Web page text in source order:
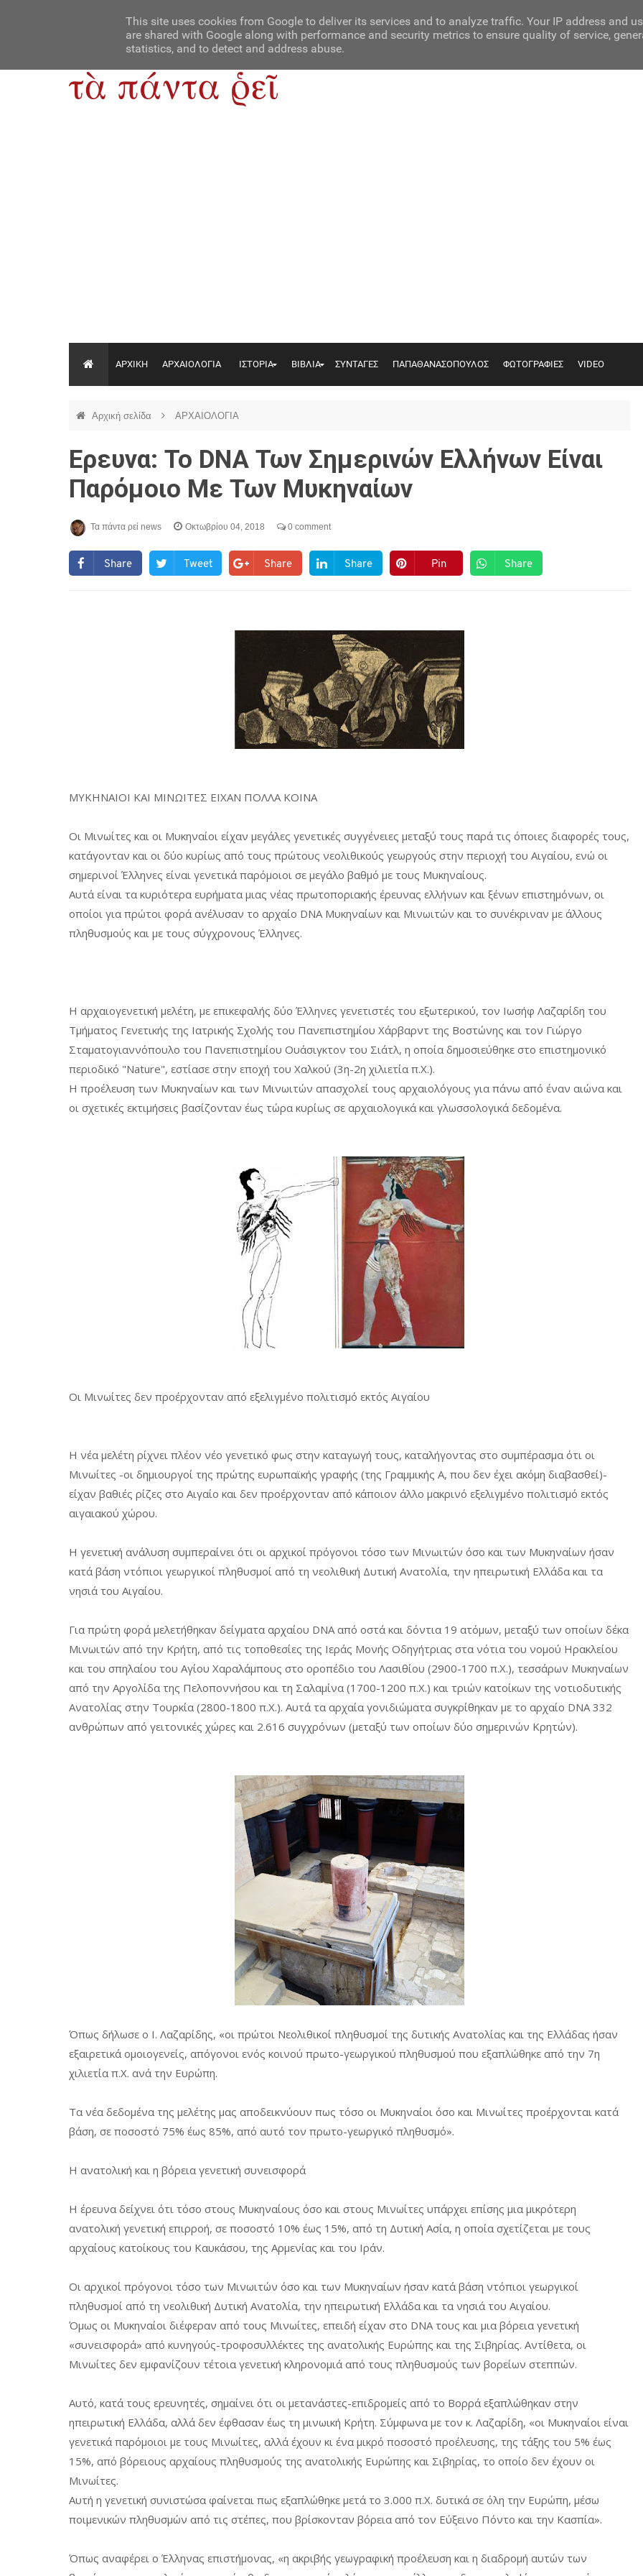
Contact Us About Us
ΑΡΧΙΚΗ ΑΡΧΑΙΟΛΟΓΙΑ ΙΣΤΟΡΙΑ ΒΙΒΛΙΑ ΣΥΝΤΑΓΕΣ ΠΑΠΑΘΑΝΑΣΟΠΟΥΛΟΣ ΦΩΤΟΓΡΑΦΙΕΣ VIDEO
Αρχική σελίδα ΑΡΧΑΙΟΛΟΓΙΑ
Ερευνα: Το DNA Των Σημερινών Ελλήνων Είναι
Παρόμοιο Με Των Μυκηναίων
Τα πάντα ρεί news Οκτωβρίου 04, 2018 0 comment
Share Tweet Share Share Pin Share
ΜΥΚΗΝΑΙΟΙ ΚΑΙ ΜΙΝΩΙΤΕΣ ΕΙΧΑΝ ΠΟΛΛΑ ΚΟΙΝΑ
Οι Μινωίτες και οι Μυκηναίοι είχαν μεγάλες γενετικές συγγένειες μεταξύ τους παρά τις όποιες διαφορές τους,
κατάγονταν και οι δύο κυρίως από τους πρώτους νεολιθικούς γεωργούς στην περιοχή του Αιγαίου, ενώ οι
σημερινοί Έλληνες είναι γενετικά παρόμοιοι σε μεγάλο βαθμό με τους Μυκηναίους.
Αυτά είναι τα κυριότερα ευρήματα μιας νέας πρωτοποριακής έρευνας ελλήνων και ξένων επιστημόνων, οι
οποίοι για πρώτοι φορά ανέλυσαν το αρχαίο DNA Μυκηναίων και Μινωιτών και το συνέκριναν με άλλους
πληθυσμούς και με τους σύγχρονους Έλληνες.
Η αρχαιογενετική μελέτη, με επικεφαλής δύο Έλληνες γενετιστές του εξωτερικού, τον Ιωσήφ Λαζαρίδη του
Τμήματος Γενετικής της Ιατρικής Σχολής του Πανεπιστημίου Χάρβαρντ της Βοστώνης και τον Γιώργο
Σταματογιαννόπουλο του Πανεπιστημίου Ουάσιγκτον του Σιάτλ, η οποία δημοσιεύθηκε στο επιστημονικό
περιοδικό "Nature", εστίασε στην εποχή του Χαλκού (3η-2η χιλιετία π.Χ.).
Η προέλευση των Μυκηναίων και των Μινωιτών απασχολεί τους αρχαιολόγους για πάνω από έναν αιώνα και
οι σχετικές εκτιμήσεις βασίζονταν έως τώρα κυρίως σε αρχαιολογικά και γλωσσολογικά δεδομένα.
Οι Μινωίτες δεν προέρχονταν από εξελιγμένο πολιτισμό εκτός Αιγαίου
Η νέα μελέτη ρίχνει πλέον νέο γενετικό φως στην καταγωγή τους, καταλήγοντας στο συμπέρασμα ότι οι
Μινωίτες -οι δημιουργοί της πρώτης ευρωπαϊκής γραφής (της Γραμμικής Α, που δεν έχει ακόμη διαβασθεί)-
είχαν βαθιές ρίζες στο Αιγαίο και δεν προέρχονταν από κάποιον άλλο μακρινό εξελιγμένο πολιτισμό εκτός
αιγαιακού χώρου.
Η γενετική ανάλυση συμπεραίνει ότι οι αρχικοί πρόγονοι τόσο των Μινωιτών όσο και των Μυκηναίων ήσαν
κατά βάση ντόπιοι γεωργικοί πληθυσμοί από τη νεολιθική Δυτική Ανατολία, την ηπειρωτική Ελλάδα και τα
νησιά του Αιγαίου.
Για πρώτη φορά μελετήθηκαν δείγματα αρχαίου DNA από οστά και δόντια 19 ατόμων, μεταξύ των οποίων δέκα
Μινωιτών από την Κρήτη, από τις τοποθεσίες της Ιεράς Μονής Οδηγήτριας στα νότια του νομού Ηρακλείου
και του σπηλαίου του Αγίου Χαραλάμπους στο οροπέδιο του Λασιθίου (2900-1700 π.Χ.), τεσσάρων Μυκηναίων
από την Αργολίδα της Πελοποννήσου και τη Σαλαμίνα (1700-1200 π.Χ.) και τριών κατοίκων της νοτιοδυτικής
Ανατολίας στην Τουρκία (2800-1800 π.Χ.). Αυτά τα αρχαία γονιδιώματα συγκρίθηκαν με το αρχαίο DNA 332
ανθρώπων από γειτονικές χώρες και 2.616 συγχρόνων (μεταξύ των οποίων δύο σημερινών Κρητών).
Όπως δήλωσε ο Ι. Λαζαρίδης, «οι πρώτοι Νεολιθικοί πληθυσμοί της δυτικής Ανατολίας και της Ελλάδας ήσαν
εξαιρετικά ομοιογενείς, απόγονοι ενός κοινού πρωτο-γεωργικού πληθυσμού που εξαπλώθηκε από την 7η
χιλιετία π.Χ. ανά την Ευρώπη.
Τα νέα δεδομένα της μελέτης μας αποδεικνύουν πως τόσο οι Μυκηναίοι όσο και Μινωίτες προέρχονται κατά
βάση, σε ποσοστό 75% έως 85%, από αυτό τον πρωτο-γεωργικό πληθυσμό».
Η ανατολική και η βόρεια γενετική συνεισφορά
Η έρευνα δείχνει ότι τόσο στους Μυκηναίους όσο και στους Μινωίτες υπάρχει επίσης μια μικρότερη
ανατολική γενετική επιρροή, σε ποσοστό 10% έως 15%, από τη Δυτική Ασία, η οποία σχετίζεται με τους
αρχαίους κατοίκους του Καυκάσου, της Αρμενίας και του Ιράν.
Οι αρχικοί πρόγονοι τόσο των Μινωιτών όσο και των Μυκηναίων ήσαν κατά βάση ντόπιοι γεωργικοί
πληθυσμοί από τη νεολιθική Δυτική Ανατολία, την ηπειρωτική Ελλάδα και τα νησιά του Αιγαίου.
Όμως οι Μυκηναίοι διέφεραν από τους Μινωίτες, επειδή είχαν στο DNA τους και μια βόρεια γενετική
«συνεισφορά» από κυνηγούς-τροφοσυλλέκτες της ανατολικής Ευρώπης και της Σιβηρίας. Αντίθετα, οι
Μινωίτες δεν εμφανίζουν τέτοια γενετική κληρονομιά από τους πληθυσμούς των βορείων στεππών.
Αυτό, κατά τους ερευνητές, σημαίνει ότι οι μετανάστες-επιδρομείς από το Βορρά εξαπλώθηκαν στην
ηπειρωτική Ελλάδα, αλλά δεν έφθασαν έως τη μινωική Κρήτη. Σύμφωνα με τον κ. Λαζαρίδη, «οι Μυκηναίοι είναι
γενετικά παρόμοιοι με τους Μινωίτες, αλλά έχουν κι ένα μικρό ποσοστό προέλευσης, της τάξης του 5% έως
15%, από βόρειους αρχαίους πληθυσμούς της ανατολικής Ευρώπης και Σιβηρίας, το οποίο δεν έχουν οι
Μινωίτες.
Αυτή η γενετική συνιστώσα φαίνεται πως εξαπλώθηκε μετά το 3.000 π.Χ. δυτικά σε όλη την Ευρώπη, μέσω
ποιμενικών πληθυσμών από τις στέπες, που βρίσκονταν βόρεια από τον Εύξεινο Πόντο και την Κασπία».
Όπως αναφέρει ο Έλληνας επιστήμονας, «η ακριβής γεωγραφική προέλευση και η διαδρομή αυτών των
This site uses cookies from Google to deliver its services and to analyze traffic. Your IP address and
are shared with Google along with performance and security metrics to ensure quality of service,
statistics, and to detect and address abuse.